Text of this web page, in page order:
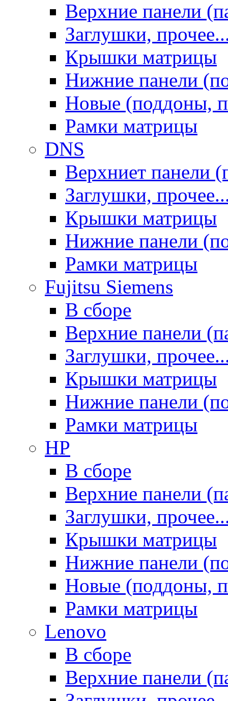
Верхние панели
Заглушки,
Крышки матрицы
Нижние панели
Новые (поддоны,
Рамки матрицы
DNS
Верхниет панели
Заглушки,
Крышки матрицы
Нижние панели
Рамки матрицы
Fujitsu Siemens
В сборе
Верхние панели
Заглушки,
Крышки матрицы
Нижние панели
Рамки матрицы
HP
В сборе
Верхние панели
Заглушки,
Крышки матрицы
Нижние панели
Новые (поддоны,
Рамки матрицы
Lenovo
В сборе
Верхние панели